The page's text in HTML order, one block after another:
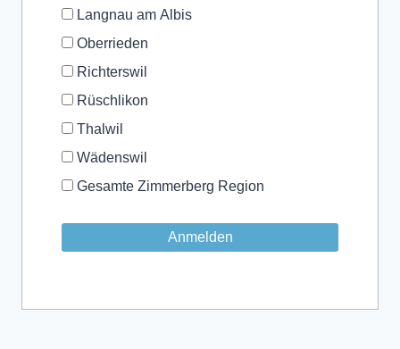
Langnau am Albis
Oberrieden
Richterswil
Rüschlikon
Thalwil
Wädenswil
Gesamte Zimmerberg Region